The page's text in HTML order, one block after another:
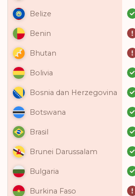
Belize
Benin
Bhutan
Bolivia
Bosnia dan Herzegovina
Botswana
Brasil
Brunei Darussalam
Bulgaria
Burkina Faso